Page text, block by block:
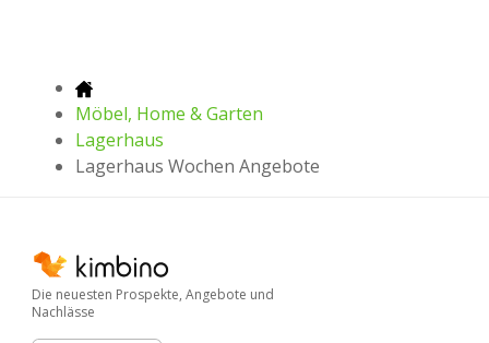
Möbel, Home & Garten
Lagerhaus
Lagerhaus Wochen Angebote
Die neuesten Prospekte, Angebote und
Nachlässe